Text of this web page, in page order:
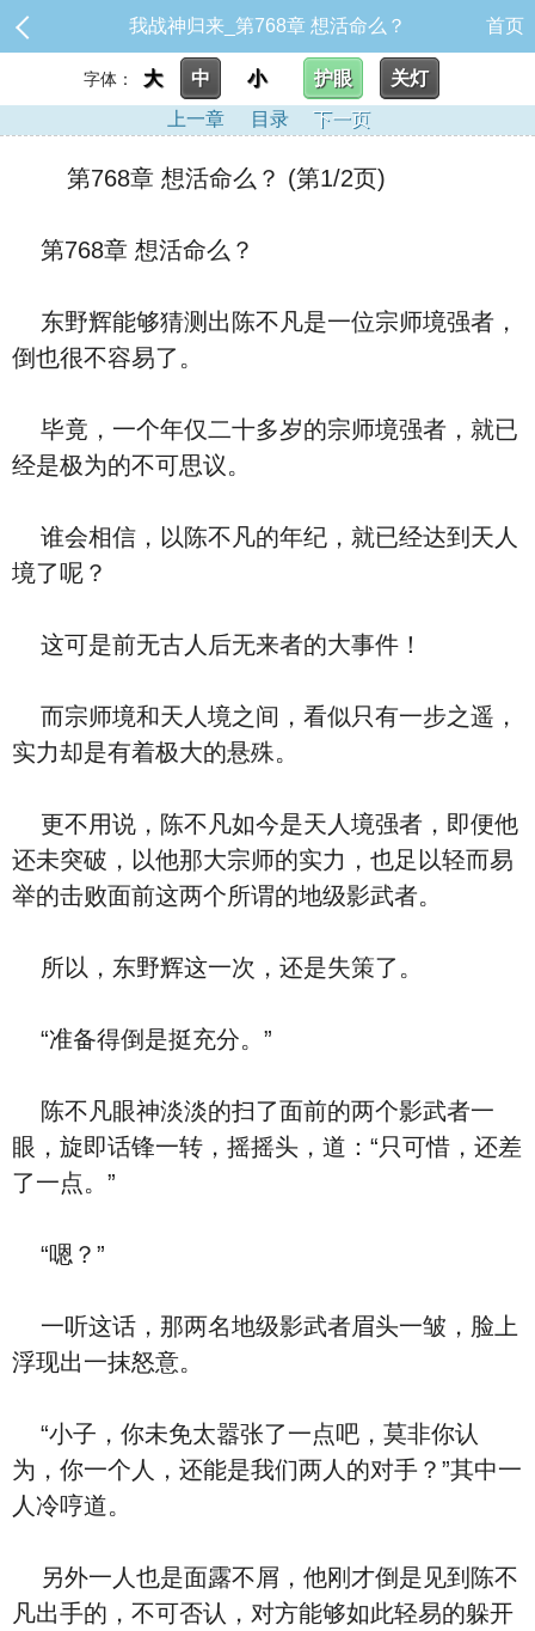
我战神归来_第768章 想活命么？ 首页
字体： 大 中 小 护眼
关灯
上一章
目录 下一页
第768章 想活命么？ (第1/2页)
第768章 想活命么？
东野辉能够猜测出陈不凡是一位宗师境强者，
倒也很不容易了。
毕竟，一个年仅二十多岁的宗师境强者，就已
经是极为的不可思议。
谁会相信，以陈不凡的年纪，就已经达到天人
境了呢？
这可是前无古人后无来者的大事件！
而宗师境和天人境之间，看似只有一步之遥，
实力却是有着极大的悬殊。
更不用说，陈不凡如今是天人境强者，即便他
还未突破，以他那大宗师的实力，也足以轻而易
举的击败面前这两个所谓的地级影武者。
所以，东野辉这一次，还是失策了。
“准备得倒是挺充分。”
陈不凡眼神淡淡的扫了面前的两个影武者一
眼，旋即话锋一转，摇摇头，道：“只可惜，还差
了一点。”
“嗯？”
一听这话，那两名地级影武者眉头一皱，脸上
浮现出一抹怒意。
“小子，你未免太嚣张了一点吧，莫非你认
为，你一个人，还能是我们两人的对手？”其中一
人冷哼道。
另外一人也是面露不屑，他刚才倒是见到陈不
凡出手的，不可否认，对方能够如此轻易的躲开